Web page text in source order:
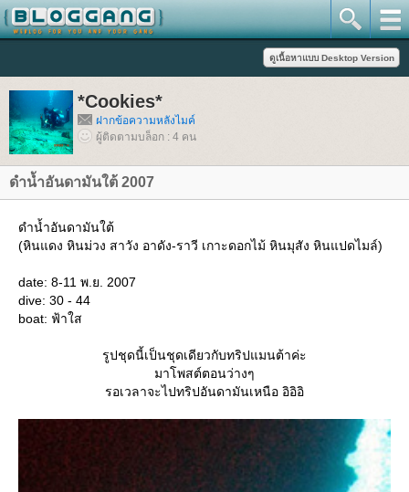
*Cookies*
ฝากข้อความหลังไมค์
ผู้ติดตามบล็อก : 4 คน
ดำน้ำอันดามันใต้ 2007
ดำน้ำอันดามันใต้
(หินแดง หินม่วง สาวัง อาดัง-ราวี เกาะดอกไม้ หินมุสัง หินแปดไมล์)
date: 8-11 พ.ย. 2007
dive: 30 - 44
boat: ฟ้าใส
รูปชุดนี้เป็นชุดเดียวกับทริปแมนต้าค่ะ
มาโพสต์ตอนว่างๆ
รอเวลาจะไปทริปอันดามันเหนือ อิอิอิ